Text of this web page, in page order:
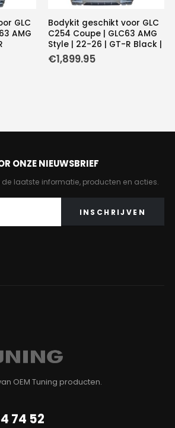
GLC
AMG
Bodykit geschikt voor GLC
C254 Coupe | GLC63 AMG
Style | 22-26 | GT-R Black |
€1,899.95
ONZE NIEUWSBRIEF
laatste informatie, producten en acties.
OEM Tuning producten.
74 52